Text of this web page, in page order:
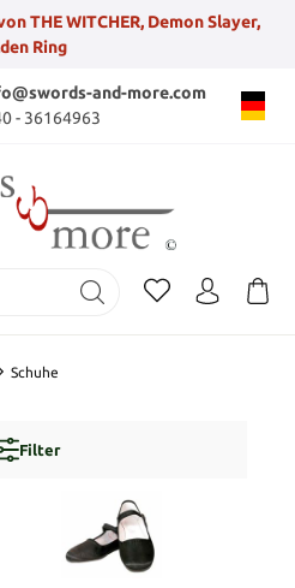
THE WITCHER, Demon Slayer,
Ring
and-more.com
- 36164963
Schuhe
Filter